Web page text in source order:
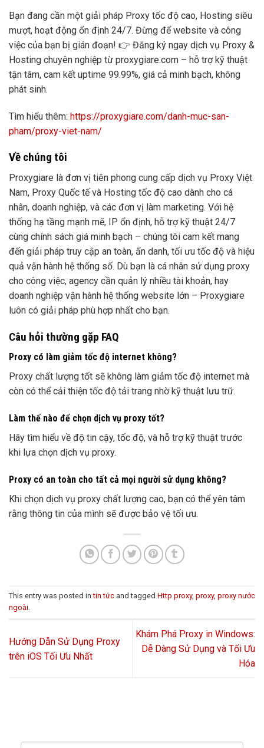
Bạn đang cần một giải pháp Proxy tốc độ cao, Hosting siêu
mượt, hoạt động ổn định 24/7. Đừng để website và công
việc của bạn bị gián đoạn! 👉 Đăng ký ngay dịch vụ Proxy &
Hosting chuyên nghiệp từ proxygiare.com – hỗ trợ kỹ thuật
tận tâm, cam kết uptime 99.99%, giá cả minh bạch, không
phát sinh.
Tìm hiểu thêm: https://proxygiare.com/danh-muc-san-
pham/proxy-viet-nam/
Về chúng tôi
Proxygiare là đơn vị tiên phong cung cấp dịch vụ Proxy Việt
Nam, Proxy Quốc tế và Hosting tốc độ cao dành cho cá
nhân, doanh nghiệp, và các đơn vị làm marketing. Với hệ
thống hạ tầng mạnh mẽ, IP ổn định, hỗ trợ kỹ thuật 24/7
cùng chính sách giá minh bạch – chúng tôi cam kết mang
đến giải pháp truy cập an toàn, ẩn danh, tối ưu tốc độ và hiệu
quả vận hành hệ thống số. Dù bạn là cá nhân sử dụng proxy
cho công việc, agency cần quản lý nhiều tài khoản, hay
doanh nghiệp vận hành hệ thống website lớn – Proxygiare
luôn có giải pháp phù hợp nhất cho bạn.
Câu hỏi thường gặp FAQ
Proxy có làm giảm tốc độ internet không?
Proxy chất lượng tốt sẽ không làm giảm tốc độ internet mà
còn có thể cải thiện tốc độ tải trang nhờ kỹ thuật lưu trữ.
Làm thế nào để chọn dịch vụ proxy tốt?
Hãy tìm hiểu về độ tin cậy, tốc độ, và hỗ trợ kỹ thuật trước
khi lựa chọn dịch vụ proxy.
Proxy có an toàn cho tất cả mọi người sử dụng không?
Khi chọn dịch vụ proxy chất lượng cao, bạn có thể yên tâm
rằng thông tin của mình sẽ được bảo vệ tối ưu.
This entry was posted intin tức and tagged Http proxy, proxy, proxy nước
ngoài.
Hướng Dẫn Sử Dụng Proxy
trên iOS Tối Ưu Nhất
Khám Phá Proxy in Windows:
Dễ Dàng Sử Dụng và Tối Ưu
Hóa